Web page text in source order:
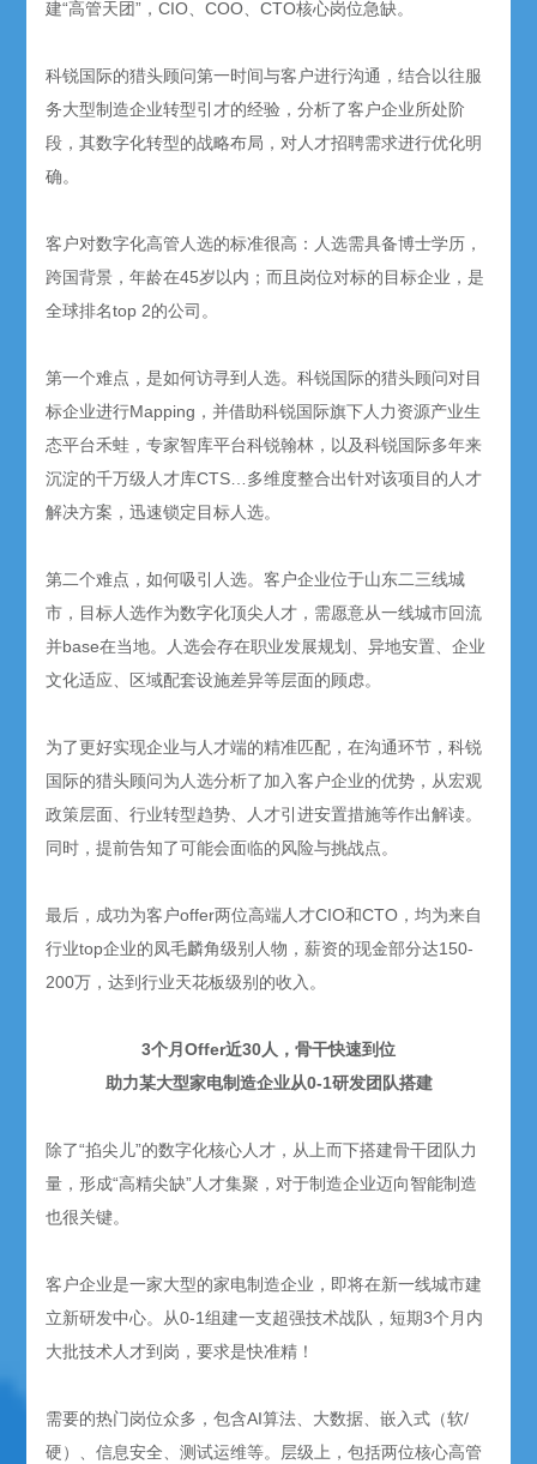
建“高管天团”，CIO、COO、CTO核心岗位急缺。
科锐国际的猎头顾问第一时间与客户进行沟通，结合以往服
务大型制造企业转型引才的经验，分析了客户企业所处阶
段，其数字化转型的战略布局，对人才招聘需求进行优化明
确。
客户对数字化高管人选的标准很高：人选需具备博士学历，
跨国背景，年龄在45岁以内；而且岗位对标的目标企业，是
全球排名top 2的公司。
第一个难点，是如何访寻到人选。科锐国际的猎头顾问对目
标企业进行Mapping，并借助科锐国际旗下人力资源产业生
态平台禾蛙，专家智库平台科锐翰林，以及科锐国际多年来
沉淀的千万级人才库CTS…多维度整合出针对该项目的人才
解决方案，迅速锁定目标人选。
第二个难点，如何吸引人选。客户企业位于山东二三线城
市，目标人选作为数字化顶尖人才，需愿意从一线城市回流
并base在当地。人选会存在职业发展规划、异地安置、企业
文化适应、区域配套设施差异等层面的顾虑。
为了更好实现企业与人才端的精准匹配，在沟通环节，科锐
国际的猎头顾问为人选分析了加入客户企业的优势，从宏观
政策层面、行业转型趋势、人才引进安置措施等作出解读。
同时，提前告知了可能会面临的风险与挑战点。
最后，成功为客户offer两位高端人才CIO和CTO，均为来自
行业top企业的凤毛麟角级别人物，薪资的现金部分达150-
200万，达到行业天花板级别的收入。
3个月Offer近30人，骨干快速到位
助力某大型家电制造企业从0-1研发团队搭建
除了“掐尖儿”的数字化核心人才，从上而下搭建骨干团队力
量，形成“高精尖缺”人才集聚，对于制造企业迈向智能制造
也很关键。
客户企业是一家大型的家电制造企业，即将在新一线城市建
立新研发中心。从0-1组建一支超强技术战队，短期3个月内
大批技术人才到岗，要求是快准精！
需要的热门岗位众多，包含AI算法、大数据、嵌入式（软/
硬）、信息安全、测试运维等。层级上，包括两位核心高管